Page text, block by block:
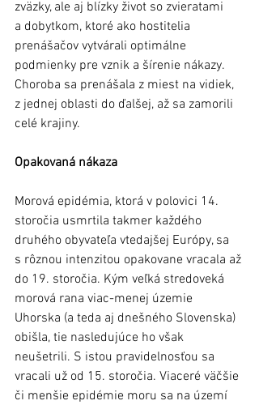
zväzky, ale aj blízky život so zvieratami
a dobytkom, ktoré ako hostitelia
prenášačov vytvárali optimálne
podmienky pre vznik a šírenie nákazy.
Choroba sa prenášala z miest na vidiek,
z jednej oblasti do ďalšej, až sa zamorili
celé krajiny.
Opakovaná nákaza
Morová epidémia, ktorá v polovici 14.
storočia usmrtila takmer každého
druhého obyvateľa vtedajšej Európy, sa
s rôznou intenzitou opakovane vracala až
do 19. storočia. Kým veľká stredoveká
morová rana viac-menej územie
Uhorska (a teda aj dnešného Slovenska)
obišla, tie nasledujúce ho však
neušetrili. S istou pravidelnosťou sa
vracali už od 15. storočia. Viaceré väčšie
či menšie epidémie moru sa na území